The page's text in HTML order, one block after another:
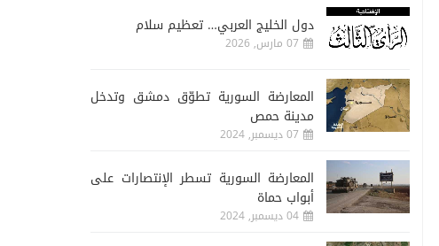
دول الخليج العربي… تعظيم سلام
07 مارس, 2026
المعارضة السورية تطوّق دمشق وتدخل
مدينة حمص
07 ديسمبر, 2024
المعارضة السورية تسطر الإنتصارات على
أبواب حماة
04 ديسمبر, 2024